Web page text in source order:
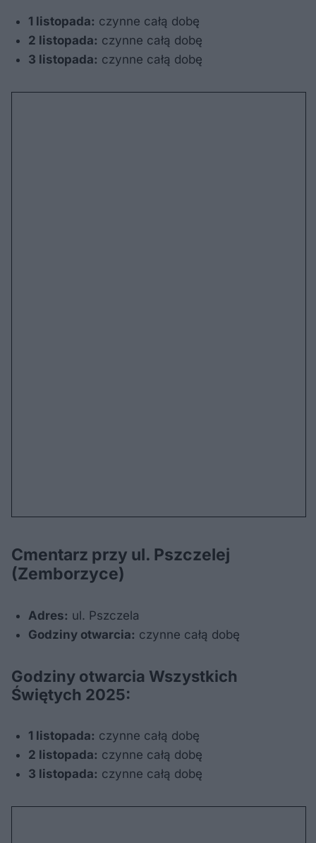
1 listopada: czynne całą dobę
2 listopada: czynne całą dobę
3 listopada: czynne całą dobę
Cmentarz przy ul. Pszczelej
(Zemborzyce)
Adres: ul. Pszczela
Godziny otwarcia: czynne całą dobę
Godziny otwarcia Wszystkich
Świętych 2025:
1 listopada: czynne całą dobę
2 listopada: czynne całą dobę
3 listopada: czynne całą dobę